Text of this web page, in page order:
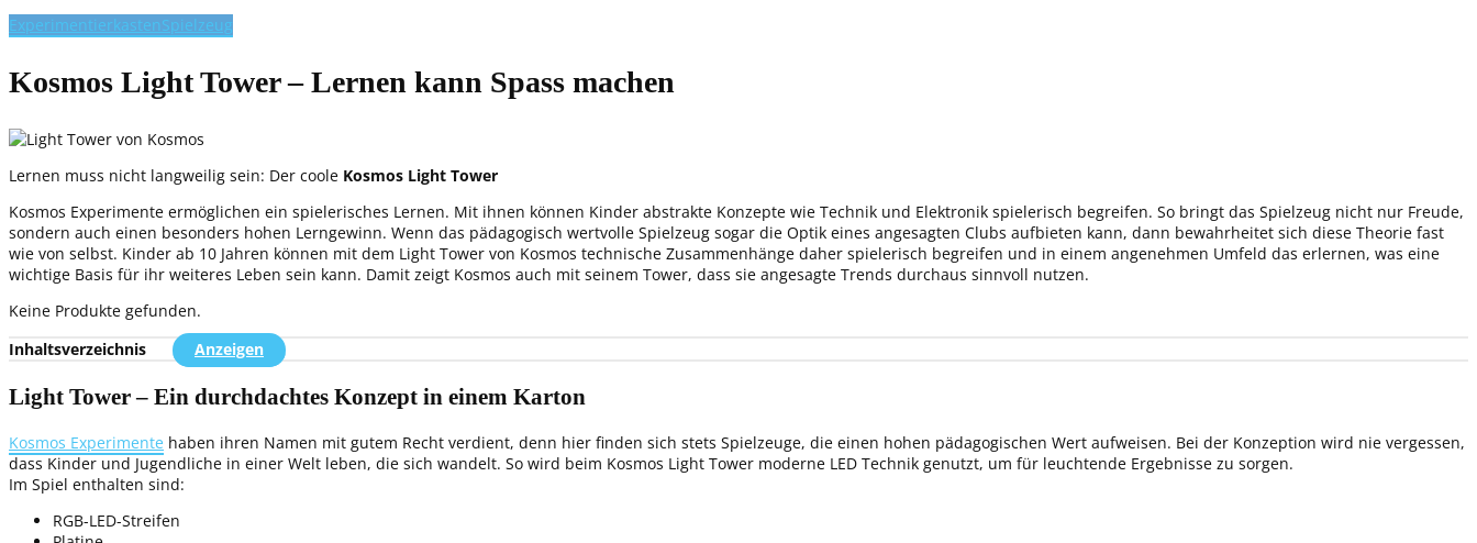
ExperimentierkastenSpielzeug
Kosmos Light Tower – Lernen kann Spass machen
Lernen muss nicht langweilig sein: Der coole Kosmos Light Tower
Kosmos Experimente ermöglichen ein spielerisches Lernen. Mit ihnen können Kinder abstrakte Konzepte wie Technik und Elektronik spielerisch begreifen. So bringt das Spielzeug nicht nur Freude,
sondern auch einen besonders hohen Lerngewinn. Wenn das pädagogisch wertvolle Spielzeug sogar die Optik eines angesagten Clubs aufbieten kann, dann bewahrheitet sich diese Theorie fast
wie von selbst. Kinder ab 10 Jahren können mit dem Light Tower von Kosmos technische Zusammenhänge daher spielerisch begreifen und in einem angenehmen Umfeld das erlernen, was eine
wichtige Basis für ihr weiteres Leben sein kann. Damit zeigt Kosmos auch mit seinem Tower, dass sie angesagte Trends durchaus sinnvoll nutzen.
Keine Produkte gefunden.
Inhaltsverzeichnis
Anzeigen
Light Tower – Ein durchdachtes Konzept in einem Karton
Kosmos Experimente haben ihren Namen mit gutem Recht verdient, denn hier finden sich stets Spielzeuge, die einen hohen pädagogischen Wert aufweisen. Bei der Konzeption wird nie vergessen,
dass Kinder und Jugendliche in einer Welt leben, die sich wandelt. So wird beim Kosmos Light Tower moderne LED Technik genutzt, um für leuchtende Ergebnisse zu sorgen.
Im Spiel enthalten sind:
RGB-LED-Streifen